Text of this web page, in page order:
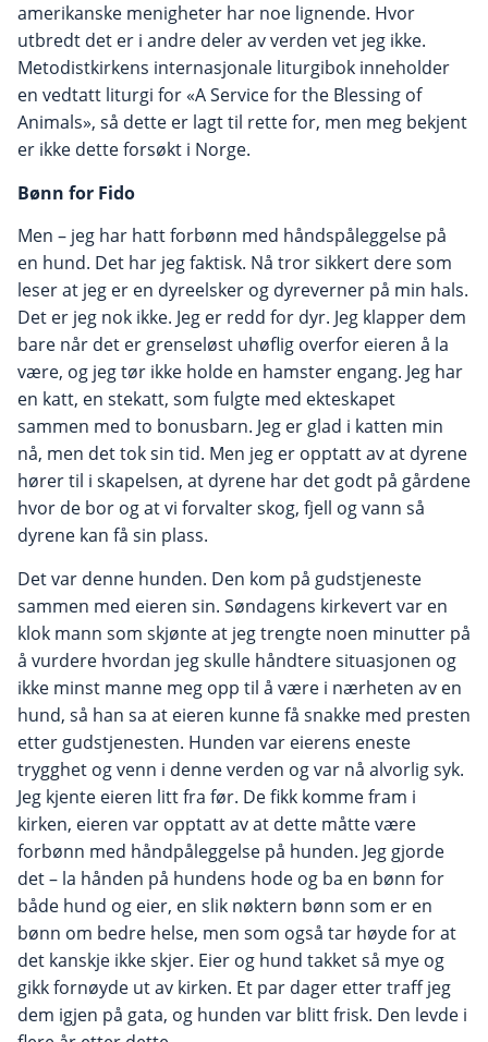
amerikanske menigheter har noe lignende. Hvor
utbredt det er i andre deler av verden vet jeg ikke.
Metodistkirkens internasjonale liturgibok inneholder
en vedtatt liturgi for «A Service for the Blessing of
Animals», så dette er lagt til rette for, men meg bekjent
er ikke dette forsøkt i Norge.
Bønn for Fido
Men – jeg har hatt forbønn med håndspåleggelse på
en hund. Det har jeg faktisk. Nå tror sikkert dere som
leser at jeg er en dyreelsker og dyreverner på min hals.
Det er jeg nok ikke. Jeg er redd for dyr. Jeg klapper dem
bare når det er grenseløst uhøflig overfor eieren å la
være, og jeg tør ikke holde en hamster engang. Jeg har
en katt, en stekatt, som fulgte med ekteskapet
sammen med to bonusbarn. Jeg er glad i katten min
nå, men det tok sin tid. Men jeg er opptatt av at dyrene
hører til i skapelsen, at dyrene har det godt på gårdene
hvor de bor og at vi forvalter skog, fjell og vann så
dyrene kan få sin plass.
Det var denne hunden. Den kom på gudstjeneste
sammen med eieren sin. Søndagens kirkevert var en
klok mann som skjønte at jeg trengte noen minutter på
å vurdere hvordan jeg skulle håndtere situasjonen og
ikke minst manne meg opp til å være i nærheten av en
hund, så han sa at eieren kunne få snakke med presten
etter gudstjenesten. Hunden var eierens eneste
trygghet og venn i denne verden og var nå alvorlig syk.
Jeg kjente eieren litt fra før. De fikk komme fram i
kirken, eieren var opptatt av at dette måtte være
forbønn med håndpåleggelse på hunden. Jeg gjorde
det – la hånden på hundens hode og ba en bønn for
både hund og eier, en slik nøktern bønn som er en
bønn om bedre helse, men som også tar høyde for at
det kanskje ikke skjer. Eier og hund takket så mye og
gikk fornøyde ut av kirken. Et par dager etter traff jeg
dem igjen på gata, og hunden var blitt frisk. Den levde i